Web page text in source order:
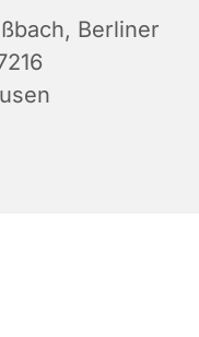
Berliner